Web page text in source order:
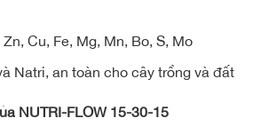
Cu, Fe, Mg, Mn, Bo, S, Mo
Natri, an toàn cho cây trồng và đất
NUTRI-FLOW 15-30-15